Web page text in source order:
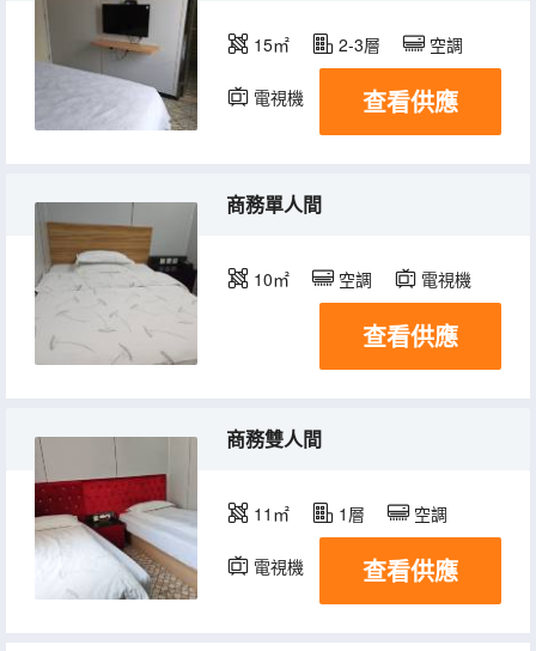
15㎡ 2-3層 空調
電視機 查看供應
商務單人間
10㎡ 空調 電視機
查看供應
商務雙人間
11㎡ 1層 空調
電視機 查看供應